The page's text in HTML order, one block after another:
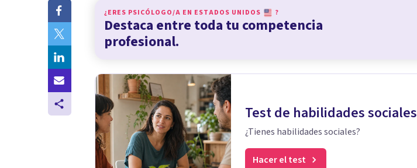
¿ERES PSICÓLOGO/A EN ESTADOS UNIDOS ?
Destaca entre toda tu competencia
profesional.
Test de habilidades sociales
¿Tienes habilidades sociales?
Hacer el test